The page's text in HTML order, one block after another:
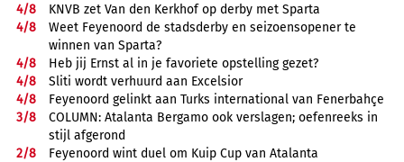
4/8
KNVB zet Van den Kerkhof op derby met Sparta
4/8
Weet Feyenoord de stadsderby en seizoensopener te
winnen van Sparta?
4/8
Heb jij Ernst al in je favoriete opstelling gezet?
4/8
Sliti wordt verhuurd aan Excelsior
4/8
Feyenoord gelinkt aan Turks international van Fenerbahçe
3/8
COLUMN: Atalanta Bergamo ook verslagen; oefenreeks in
stijl afgerond
2/8
Feyenoord wint duel om Kuip Cup van Atalanta